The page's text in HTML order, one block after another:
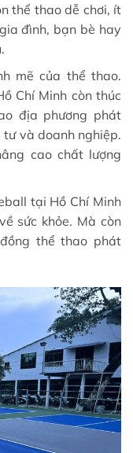
thể thao dễ chơi, ít
đình, bạn bè hay
mẽ của thể thao.
Chí Minh còn thúc
địa phương phát
tư và doanh nghiệp.
cao chất lượng
tại Hồ Chí Minh
sức khỏe. Mà còn
thể thao phát